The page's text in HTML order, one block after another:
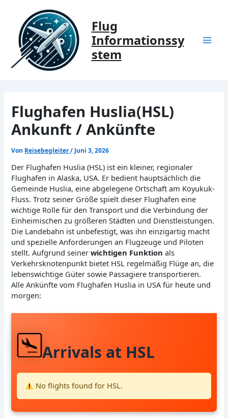
springen
Flug
Informationssy
stem
Flughafen Huslia(HSL)
Ankunft / Ankünfte
Von Reisebegleiter/ Juni 3, 2026
Der Flughafen Huslia (HSL) ist ein kleiner, regionaler
Flughafen in Alaska, USA. Er bedient hauptsächlich die
Gemeinde Huslia, eine abgelegene Ortschaft am Koyukuk-
Fluss. Trotz seiner Größe spielt dieser Flughafen eine
wichtige Rolle für den Transport und die Verbindung der
Einheimischen zu größeren Städten und Dienstleistungen.
Die Landebahn ist unbefestigt, was ihn einzigartig macht
und spezielle Anforderungen an Flugzeuge und Piloten
stellt. Aufgrund seinerwichtigen Funktion als
Verkehrsknotenpunkt bietet HSL regelmäßig Flüge an, die
lebenswichtige Güter sowie Passagiere transportieren.
Alle Ankünfte vom Flughafen Huslia in USA für heute und
morgen:
Arrivals at HSL
No flights found for HSL.